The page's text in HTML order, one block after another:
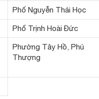
Phố Nguyễn Thái Học
Phố Trịnh Hoài Đức
Phường Tây Hồ, Phú
Thượng